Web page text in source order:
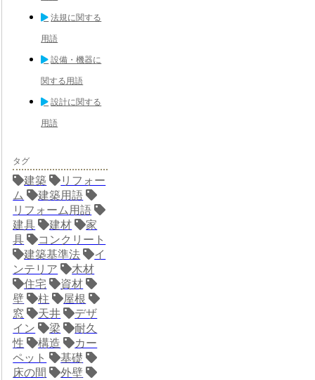
法規に関する
用語
設備・機器に
関する用語
設計に関する
用語
タグ
建築
リフォー
ム
建築用語
リフォーム用語
建具
建材
家
具
コンクリート
建築基準法
イ
ンテリア
木材
住宅
資材
壁
柱
屋根
窓
天井
デザ
イン
梁
耐久
性
構造
カー
ペット
基礎
床の間
外壁